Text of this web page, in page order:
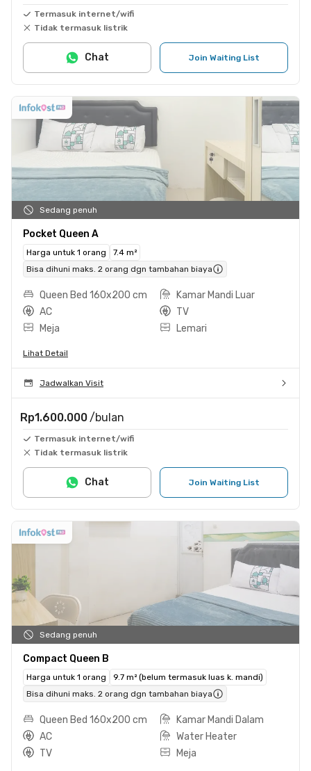
Termasuk internet/wifi
Tidak termasuk listrik
Join Waiting List
Chat
Sedang penuh
Pocket Queen A
Harga untuk 1 orang
7.4 m²
Bisa dihuni maks. 2 orang dgn tambahan biaya
Queen Bed 160x200 cm
Kamar Mandi Luar
AC
TV
Meja
Lemari
Lihat Detail
Jadwalkan Visit
Rp1.600.000 /bulan
Termasuk internet/wifi
Tidak termasuk listrik
Join Waiting List
Chat
Sedang penuh
Compact Queen B
Harga untuk 1 orang
9.7 m² (belum termasuk luas k. mandi)
Bisa dihuni maks. 2 orang dgn tambahan biaya
Queen Bed 160x200 cm
Kamar Mandi Dalam
AC
Water Heater
TV
Meja